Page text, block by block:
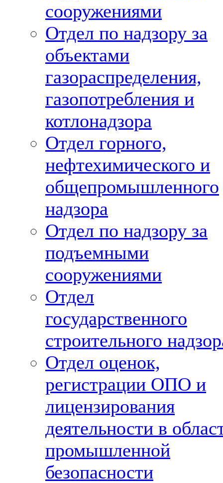
сооружениями
Отдел по надзору за
объектами
газораспределения,
газопотребления и
котлонадзора
Отдел горного,
нефтехимического и
общепромышленного
надзора
Отдел по надзору за
подъемными
сооружениями
Отдел
государственного
строительного
Отдел оценок,
регистрации ОПО и
лицензирования
деятельности в
промышленной
безопасности